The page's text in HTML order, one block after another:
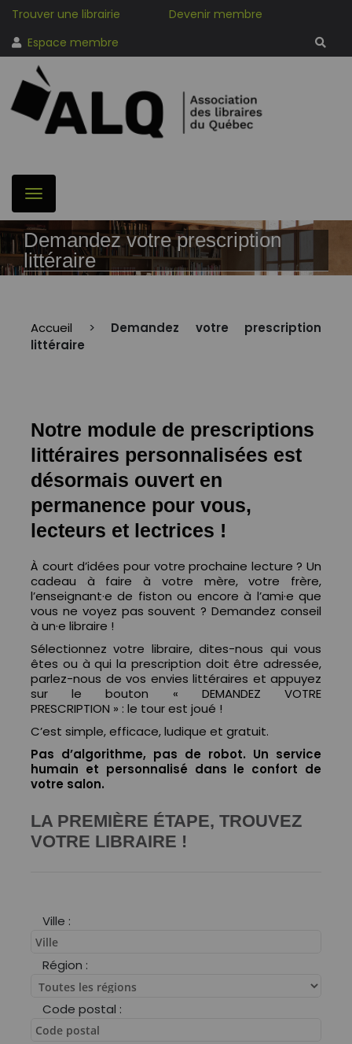
Trouver une librairie
Devenir membre
Espace membre
Demandez votre prescription
littéraire
Accueil > Demandez votre prescription
littéraire
Notre module de prescriptions
littéraires personnalisées est
désormais ouvert en
permanence pour vous,
lecteurs et lectrices !
À court d’idées pour votre prochaine lecture ? Un
cadeau à faire à votre mère, votre frère,
l’enseignant·e de fiston ou encore à l’ami·e que
vous ne voyez pas souvent ? Demandez conseil
à un·e libraire !
Sélectionnez votre libraire, dites-nous qui vous
êtes ou à qui la prescription doit être adressée,
parlez-nous de vos envies littéraires et appuyez
sur le bouton « DEMANDEZ VOTRE
PRESCRIPTION » : le tour est joué !
C’est simple, efficace, ludique et gratuit.
Pas d’algorithme, pas de robot. Un service
humain et personnalisé dans le confort de
votre salon.
LA PREMIÈRE ÉTAPE, TROUVEZ
VOTRE LIBRAIRE !
Ville :
Région :
Code postal :